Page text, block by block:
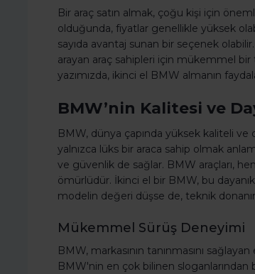
Bir araç satın almak, çoğu kişi için
olduğunda, fiyatlar genellikle yüksek
sayıda avantaj sunan bir seçenek
arayan araç sahipleri için mükemmel
yazımızda, ikinci el BMW almanın
BMW’nin Kalitesi ve
BMW, dünya çapında yüksek kaliteli ve
yalnızca lüks bir araca sahip olmak
ve güvenlik de sağlar. BMW araçları,
ömürlüdür. İkinci el bir BMW, bu
modelin değeri düşse de, teknik
Mükemmel Sürüş Deneyimi
BMW, markasının tanınmasını
BMW'nin en çok bilinen